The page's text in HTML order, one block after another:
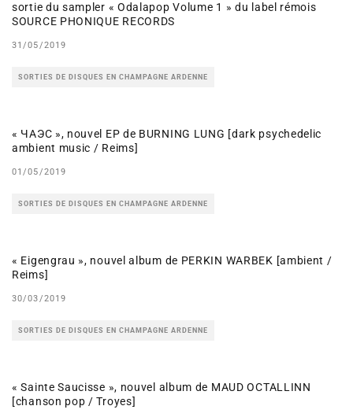
sortie du sampler « Odalapop Volume 1 » du label rémois
SOURCE PHONIQUE RECORDS
31/05/2019
SORTIES DE DISQUES EN CHAMPAGNE ARDENNE
« ЧАЭС », nouvel EP de BURNING LUNG [dark psychedelic
ambient music / Reims]
01/05/2019
SORTIES DE DISQUES EN CHAMPAGNE ARDENNE
« Eigengrau », nouvel album de PERKIN WARBEK [ambient /
Reims]
30/03/2019
SORTIES DE DISQUES EN CHAMPAGNE ARDENNE
« Sainte Saucisse », nouvel album de MAUD OCTALLINN
[chanson pop / Troyes]